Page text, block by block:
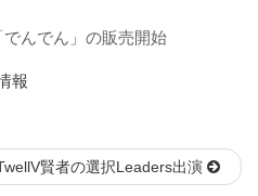
んでん」の販売開始
報
賢者の選択Leaders出演